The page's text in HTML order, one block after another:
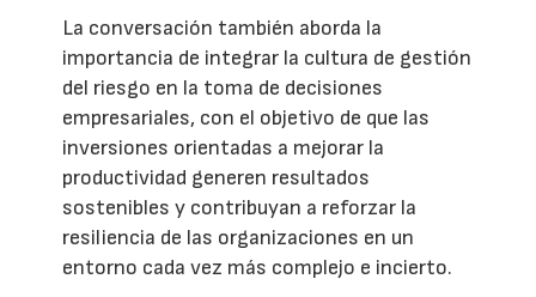
La conversación también aborda la
importancia de integrar la cultura de gestión
del riesgo en la toma de decisiones
empresariales, con el objetivo de que las
inversiones orientadas a mejorar la
productividad generen resultados
sostenibles y contribuyan a reforzar la
resiliencia de las organizaciones en un
entorno cada vez más complejo e incierto.